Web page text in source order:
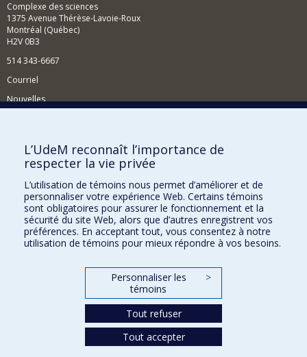
Complexe des sciences
1375 Avenue Thérèse-Lavoie-Roux
Montréal (Québec)
H2V 0B3
514 343-6667
Courriel
Nouvelles
Comment soutenir le Département?
BESOIN D'AIDE?
Plan du site
Signaler une erreur
Accessibilité
FACULTÉ DES ARTS ET DES SCIENCES
Nos départements et écoles
L’UdeM reconnaît l’importance de
respecter la vie privée
L’utilisation de témoins nous permet d’améliorer et de
personnaliser votre expérience Web. Certains témoins
sont obligatoires pour assurer le fonctionnement et la
sécurité du site Web, alors que d’autres enregistrent vos
préférences. En acceptant tout, vous consentez à notre
utilisation de témoins pour mieux répondre à vos besoins.
Personnaliser les
témoins
>
Tout refuser
Tout accepter